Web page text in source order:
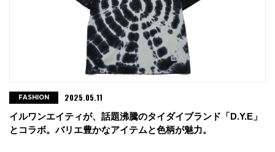
イルワンエイティが、話題沸騰のタイダイブランド「D.Y.E」
とコラボ。バリエ豊かなアイテムと色柄が魅力。
FASHION 2025.05.11